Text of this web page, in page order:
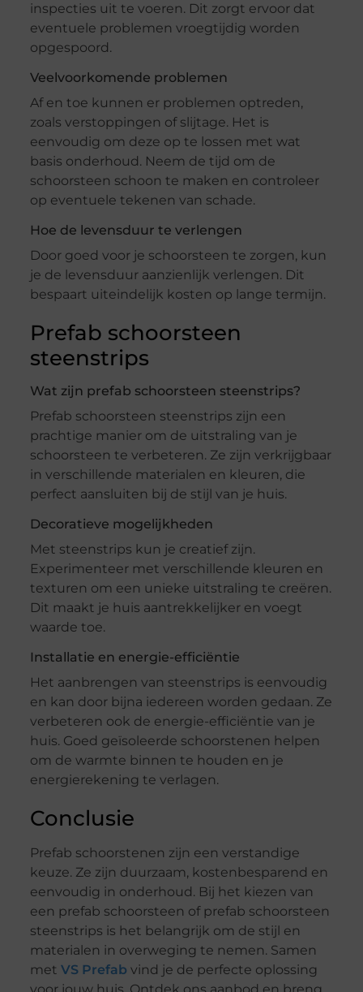
inspecties uit te voeren. Dit zorgt ervoor dat
eventuele problemen vroegtijdig worden
opgespoord.
Veelvoorkomende problemen
Af en toe kunnen er problemen optreden,
zoals verstoppingen of slijtage. Het is
eenvoudig om deze op te lossen met wat
basis onderhoud. Neem de tijd om de
schoorsteen schoon te maken en controleer
op eventuele tekenen van schade.
Hoe de levensduur te verlengen
Door goed voor je schoorsteen te zorgen, kun
je de levensduur aanzienlijk verlengen. Dit
bespaart uiteindelijk kosten op lange termijn.
Prefab schoorsteen
steenstrips
Wat zijn prefab schoorsteen steenstrips?
Prefab schoorsteen steenstrips zijn een
prachtige manier om de uitstraling van je
schoorsteen te verbeteren. Ze zijn verkrijgbaar
in verschillende materialen en kleuren, die
perfect aansluiten bij de stijl van je huis.
Decoratieve mogelijkheden
Met steenstrips kun je creatief zijn.
Experimenteer met verschillende kleuren en
texturen om een unieke uitstraling te creëren.
Dit maakt je huis aantrekkelijker en voegt
waarde toe.
Installatie en energie-efficiëntie
Het aanbrengen van steenstrips is eenvoudig
en kan door bijna iedereen worden gedaan. Ze
verbeteren ook de energie-efficiëntie van je
huis. Goed geïsoleerde schoorstenen helpen
om de warmte binnen te houden en je
energierekening te verlagen.
Conclusie
Prefab schoorstenen zijn een verstandige
keuze. Ze zijn duurzaam, kostenbesparend en
eenvoudig in onderhoud. Bij het kiezen van
een prefab schoorsteen of prefab schoorsteen
steenstrips is het belangrijk om de stijl en
materialen in overweging te nemen. Samen
met VS Prefab vind je de perfecte oplossing